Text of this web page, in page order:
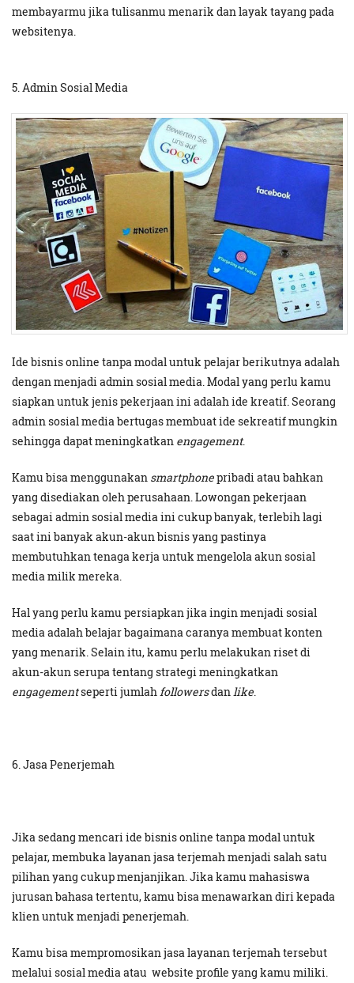
membayarmu jika tulisanmu menarik dan layak tayang pada
websitenya.
5. Admin Sosial Media
Ide bisnis online tanpa modal untuk pelajar berikutnya adalah
dengan menjadi admin sosial media. Modal yang perlu kamu
siapkan untuk jenis pekerjaan ini adalah ide kreatif. Seorang
admin sosial media bertugas membuat ide sekreatif mungkin
sehingga dapat meningkatkan engagement.
Kamu bisa menggunakan smartphonepribadi atau bahkan
yang disediakan oleh perusahaan. Lowongan pekerjaan
sebagai admin sosial media ini cukup banyak, terlebih lagi
saat ini banyak akun-akun bisnis yang pastinya
membutuhkan tenaga kerja untuk mengelola akun sosial
media milik mereka.
Hal yang perlu kamu persiapkan jika ingin menjadi sosial
media adalah belajar bagaimana caranya membuat konten
yang menarik. Selain itu, kamu perlu melakukan riset di
akun-akun serupa tentang strategi meningkatkan
engagementseperti jumlah followersdan like.
6. Jasa Penerjemah
Jika sedang mencari ide bisnis online tanpa modal untuk
pelajar, membuka layanan jasa terjemah menjadi salah satu
pilihan yang cukup menjanjikan. Jika kamu mahasiswa
jurusan bahasa tertentu, kamu bisa menawarkan diri kepada
klien untuk menjadi penerjemah.
Kamu bisa mempromosikan jasa layanan terjemah tersebut
melalui sosial media atau website profile yang kamu miliki.